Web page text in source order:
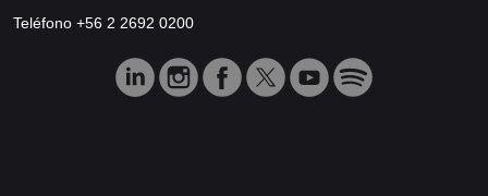
Teléfono +56 2 2692 0200